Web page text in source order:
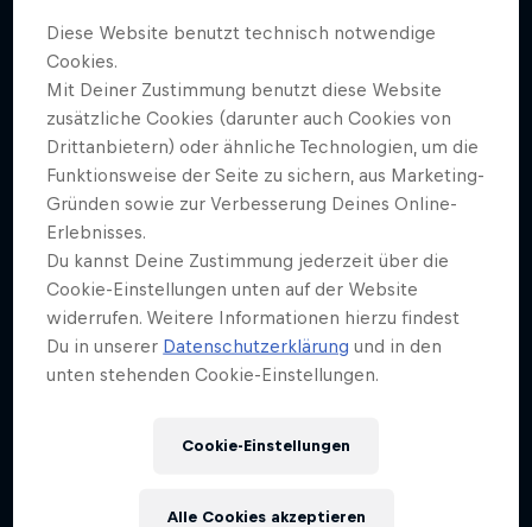
Diese Website benutzt technisch notwendige
Cookies.
Mit Deiner Zustimmung benutzt diese Website
zusätzliche Cookies (darunter auch Cookies von
Drittanbietern) oder ähnliche Technologien, um die
Funktionsweise der Seite zu sichern, aus Marketing-
Gründen sowie zur Verbesserung Deines Online-
Erlebnisses.
Du kannst Deine Zustimmung jederzeit über die
Cookie-Einstellungen unten auf der Website
widerrufen. Weitere Informationen hierzu findest
Du in unserer Datenschutzerklärung und in den
unten stehenden Cookie-Einstellungen.
Cookie-Einstellungen
Alle Cookies akzeptieren